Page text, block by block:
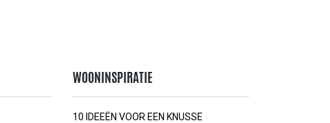
WOONINSPIRATIE
10 IDEEËN VOOR EEN KNUSSE